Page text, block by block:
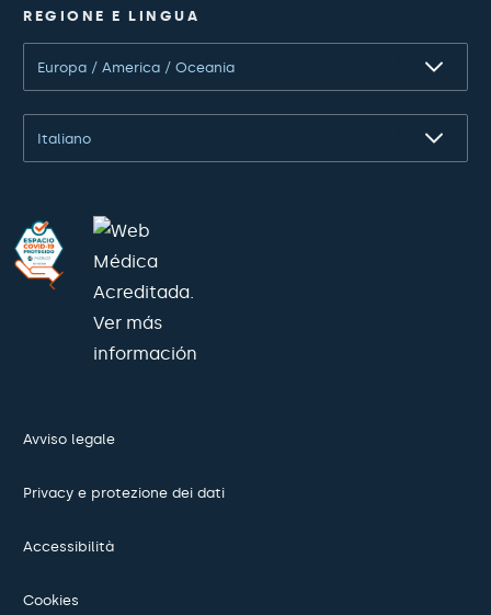
REGIONE E LINGUA
Europa / America / Oceania
Italiano
Avviso legale
Privacy e protezione dei dati
Accessibilità
Cookies